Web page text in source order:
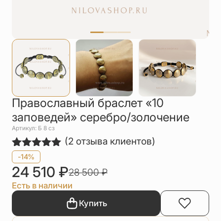
Чётки
Шнурки на
шею
Другое
Православный браслет «10
заповедей» серебро/золочение
Артикул: Б 8 сз
Рейтинг
5.00из 5
на основе
опроса
2
пользователей
(2 отзыва клиентов)
-14%
24 510 ₽28 500₽
Есть в наличии
Купить